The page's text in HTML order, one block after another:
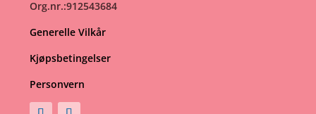
Org.nr.:912543684
Generelle Vilkår
Kjøpsbetingelser
Personvern